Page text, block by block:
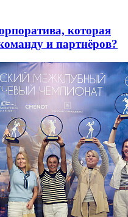
которая
и партнёров?